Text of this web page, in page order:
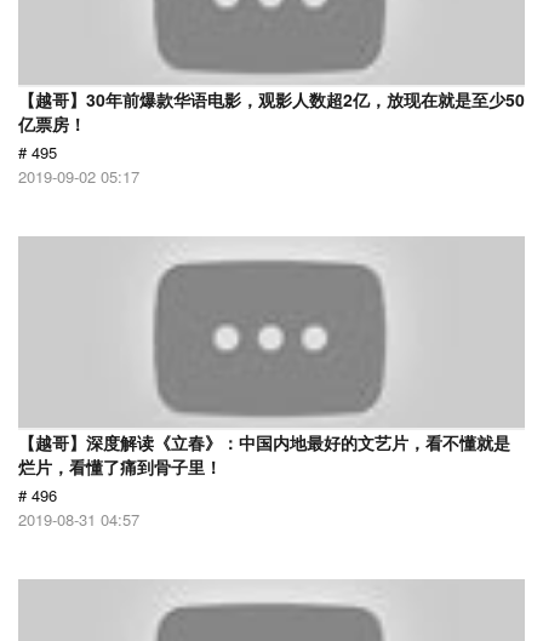
【越哥】30年前爆款华语电影，观影人数超2亿，放现在就是至少50
亿票房！
# 495
2019-09-02 05:17
【越哥】深度解读《立春》：中国内地最好的文艺片，看不懂就是
烂片，看懂了痛到骨子里！
# 496
2019-08-31 04:57